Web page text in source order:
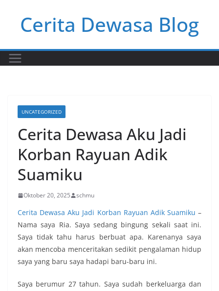
contentCerita Dewasa Blog
UNCATEGORIZED
Cerita Dewasa Aku Jadi
Korban Rayuan Adik
Suamiku
Oktober 20, 2025 schmu
Cerita Dewasa Aku Jadi Korban Rayuan Adik Suamiku –
Nama saya Ria. Saya sedang bingung sekali saat ini.
Saya tidak tahu harus berbuat apa. Karenanya saya
akan mencoba menceritakan sedikit pengalaman hidup
saya yang baru saya hadapi baru-baru ini.
Saya berumur 27 tahun. Saya sudah berkeluarga dan